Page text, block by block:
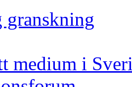
granskning
medium i